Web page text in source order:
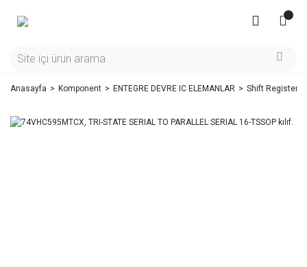
Anasayfa Komponent ENTEGRE DEVRE IC ELEMANLAR Shift Register